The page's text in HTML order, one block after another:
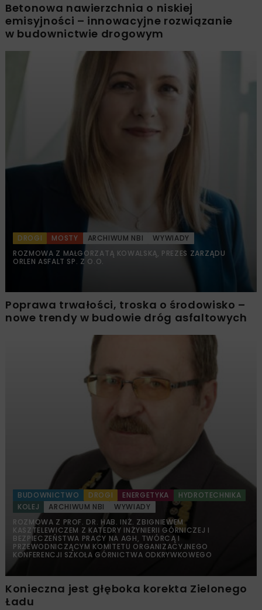
Betonowa nawierzchnia o niskiej
emisyjności – innowacyjne rozwiązanie
w budownictwie drogowym
DROGI MOSTY ARCHIWUM NBI
WYWIADY
ROZMOWA Z MAŁGORZATĄ KOWALSKĄ, PREZES ZARZĄDU
ORLEN ASFALT SP. Z O.O.
Poprawa trwałości, troska o środowisko –
nowe trendy w budowie dróg asfaltowych
BUDOWNICTWO DROGI ENERGETYKA
HYDROTECHNIKA
KOLEJ
ARCHIWUM NBI
WYWIADY
ROZMOWA Z PROF. DR. HAB. INŻ. ZBIGNIEWEM
KASZTELEWICZEM Z KATEDRY INŻYNIERII GÓRNICZEJ I
BEZPIECZEŃSTWA PRACY NA AGH, TWÓRCĄ I
PRZEWODNICZĄCYM KOMITETU ORGANIZACYJNEGO
KONFERENCJI SZKOŁA GÓRNICTWA ODKRYWKOWEGO
Konieczna jest głęboka korekta Zielonego
Ładu